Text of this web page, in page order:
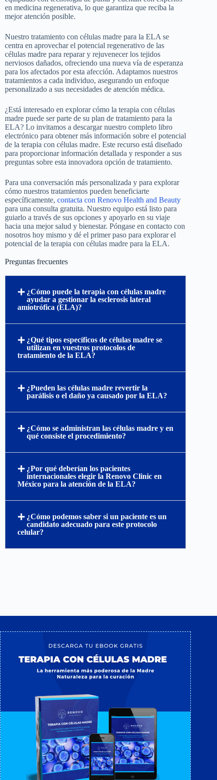
en medicina regenerativa, lo que garantiza que reciba la
mejor atención posible.
Nuestro tratamiento con células madre para la ELA se
centra en aprovechar el potencial regenerativo de las
células madre para reparar y rejuvenecer los tejidos
nerviosos dañados, ofreciendo una nueva vía de esperanza
para los afectados por esta afección. Adaptamos nuestros
tratamientos a cada individuo, asegurando un enfoque
personalizado a sus necesidades de atención médica.
¿Está interesado en explorar cómo la terapia con células
madre puede ser parte de su plan de tratamiento para la
ELA? Lo invitamos a descargar nuestro completo libro
electrónico para obtener más información sobre el potencial
de la terapia con células madre. Este recurso está diseñado
para proporcionar información detallada y responder a sus
preguntas sobre esta innovadora opción de tratamiento.
Para una conversación más personalizada y para explorar
cómo nuestros tratamientos pueden beneficiarte
específicamente, contacta con Renovo Health and Beauty
para una consulta gratuita. Nuestro equipo está listo para
guiarlo a través de sus opciones y apoyarlo en su viaje
hacia una mejor salud y bienestar. Póngase en contacto con
nosotros hoy mismo y dé el primer paso para explorar el
potencial de la terapia con células madre para la ELA.
Preguntas frecuentes
¿Cómo puede la terapia con células madre
ayudar a gestionar la esclerosis lateral
amiotrófica (ELA)?
¿Qué tipos específicos de células madre se
utilizan en vuestros protocolos de
tratamiento de la ELA?
¿Pueden las células madre revertir la
parálisis o el daño ya causado por la ELA?
¿Cómo se administran las células madre y en
qué consiste el procedimiento?
¿Por qué deberían los pacientes
internacionales elegir la Renovo Clinic en
México para la atención de la ELA?
¿Cómo podemos saber si un paciente es un
candidato adecuado para este protocolo
celular?